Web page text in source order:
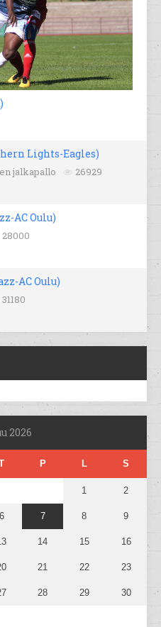
Lights-Eagles)
jalkapallo 26929
AC Oulu)
28000
AC Oulu)
31180
2026
P L S
1 2
6 7 8 9
14 15 16
21 22 23
28 29 30